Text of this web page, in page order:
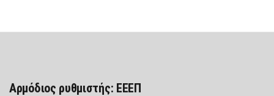
Αρμόδιος ρυθμιστής: ΕΕΕΠ